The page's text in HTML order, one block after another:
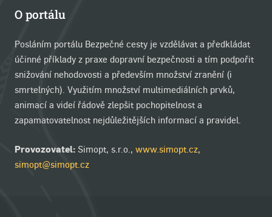
O portálu
Posláním portálu Bezpečné cesty je vzdělávat a předkládat
účinné příklady z praxe dopravní bezpečnosti a tím podpořit
snižování nehodovosti a především množství zranění (i
smrtelných). Využitím množství multimediálních prvků,
animací a videí řádově zlepšit pochopitelnost a
zapamatovatelnost nejdůležitějších informací a pravidel.
Provozovatel: Simopt, s.r.o., www.simopt.cz,
simopt@simopt.cz